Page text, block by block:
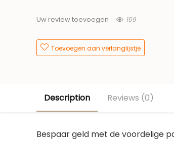
Uw review toevoegen 159
Toevoegen aan verlanglijstje
Description Reviews (0)
Bespaar geld met de voordelige